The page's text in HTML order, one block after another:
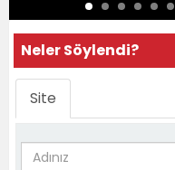
Neler Söylendi?
Site